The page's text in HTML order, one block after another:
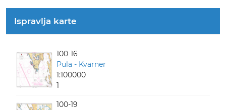
Ispravlja karte
100-16
Pula - Kvarner
1:100000
1
100-19